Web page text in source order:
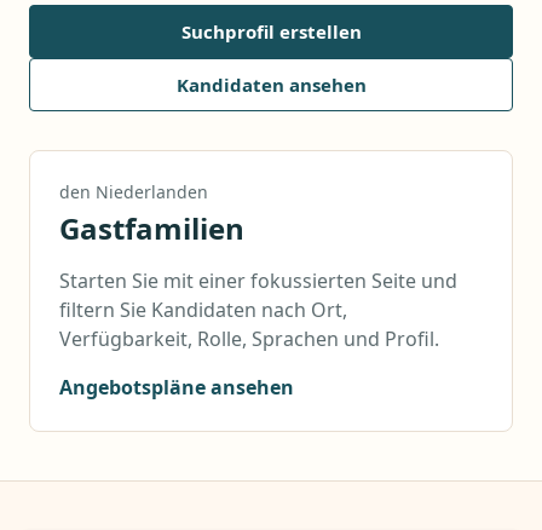
Suchprofil erstellen
Kandidaten ansehen
den Niederlanden
Gastfamilien
Starten Sie mit einer fokussierten Seite und
filtern Sie Kandidaten nach Ort,
Verfügbarkeit, Rolle, Sprachen und Profil.
Angebotspläne ansehen